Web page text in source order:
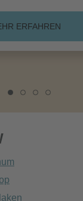
ERFAHREN